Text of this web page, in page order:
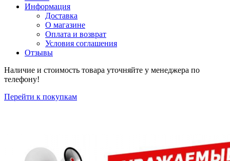
Информация
Доставка
О магазине
Оплата и возврат
Условия соглашения
Отзывы
Наличие и стоимость товара уточняйте у менеджера по
телефону!
Перейти к покупкам